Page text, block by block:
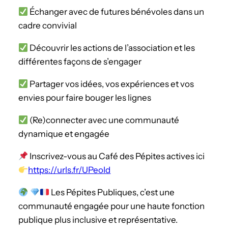
Échanger avec de futures bénévoles dans un
cadre convivial
Découvrir les actions de l’association et les
différentes façons de s’engager
Partager vos idées, vos expériences et vos
envies pour faire bouger les lignes
(Re)connecter avec une communauté
dynamique et engagée
Inscrivez-vous au Café des Pépites actives ici
https://urls.fr/UPeoId
Les Pépites Publiques, c’est une
communauté engagée pour une haute fonction
publique plus inclusive et représentative.